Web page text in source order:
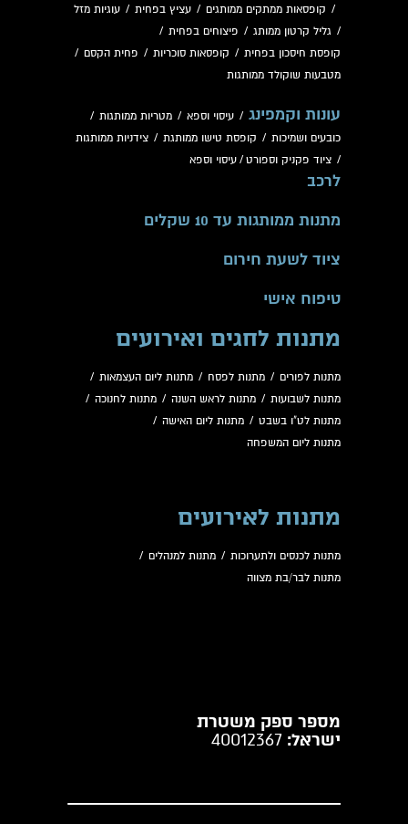
/ קופסאות ממתקים ממותגים / עציץ בפחית / עוגיות מזל
/ גליל קרטון ממותג / פיצוחים בפחית /
קופסת חיסכון בפחית / קופסאות סוכריות / פחית הקסם /
מטבעות שוקולד ממותגות
עונות וקמפינג / עיסוי וספא / מטריות ממותגות /
כובעים ושמיכות / קופסת טישו ממותגת / צידניות ממותגות
/ ציוד פקניק וספורט / עיסוי וספא
לרכב
מתנות ממותגות עד 10 שקלים
ציוד לשעת חירום
טיפוח אישי
מתנות לחגים ואירועים
מתנות לפורים / מתנות לפסח / מתנות ליום העצמאות /
מתנות לשבועות / מתנות לראש השנה / מתנות לחנוכה /
מתנות לט"ו בשבט / מתנות ליום האישה /
מתנות ליום המשפחה
מתנות לאירועים
מתנות לכנסים ולתערוכות / מתנות למנהלים /
מתנות לבר/בת מצווה
מספר ספק משטרת
ישראל: